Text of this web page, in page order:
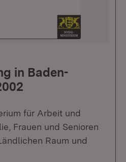
in Baden-
für Arbeit und
Frauen und Senioren
Raum und